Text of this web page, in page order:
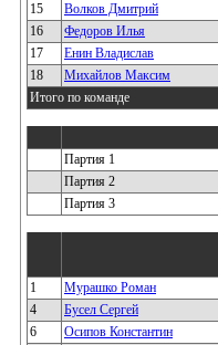
15
Волков Дмитрий
16
Федоров Илья
17
Енин Владислав
18
Михайлов Максим
Итого по команде
Партия 1
Партия 2
Партия 3
1
Мурашко Роман
4
Бусел Сергей
6
Осипов Константин